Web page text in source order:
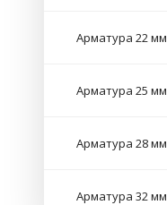
Арматура 22 мм
Арматура 25 мм
Арматура 28 мм
Арматура 32 мм